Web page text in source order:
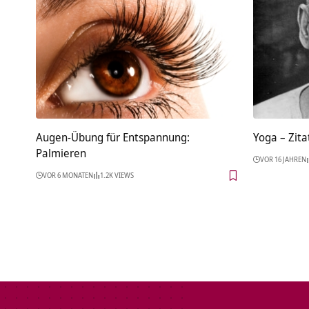
Augen-Übung für Entspannung:
Palmieren
VOR 6 MONATEN 1.2K VIEWS
Yoga –
VOR 16 JAHREN